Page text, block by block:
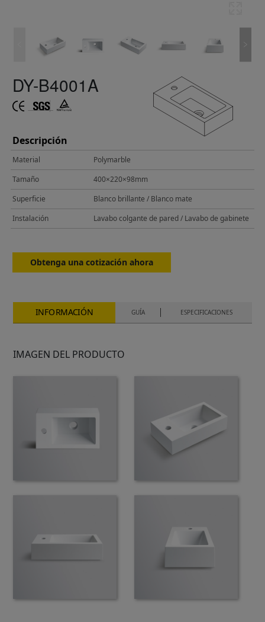
DY-B4001A
Descripción
Material
Polymarble
Tamaño
400×220×98mm
Superficie
Blanco brillante / Blanco mate
Instalación
Lavabo colgante de pared / Lavabo de gabinete
Obtenga una cotización ahora
INFORMACIÓN GUÍA ESPECIFICACIONES
IMAGEN DEL PRODUCTO